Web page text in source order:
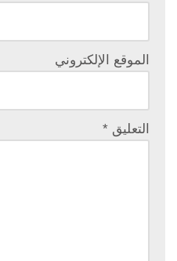
الموقع الإلكتروني
التعليق *